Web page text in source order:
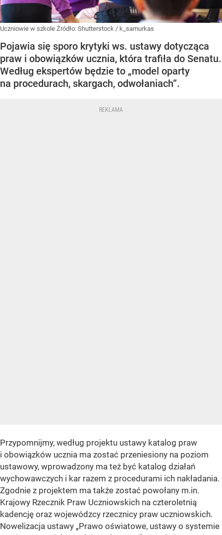
Uczniowie w szkole Źródło: Shutterstock / k_samurkas
Pojawia się sporo krytyki ws. ustawy dotycząca
praw i obowiązków ucznia, która trafiła do Senatu.
Według ekspertów będzie to „model oparty
na procedurach, skargach, odwołaniach”.
Przypomnijmy, według projektu ustawy katalog praw
i obowiązków ucznia ma zostać przeniesiony na poziom
ustawowy, wprowadzony ma też być katalog działań
wychowawczych i kar razem z procedurami ich nakładania.
Zgodnie z projektem ma także zostać powołany m.in.
Krajowy Rzecznik Praw Uczniowskich na czteroletnią
kadencję oraz wojewódzcy rzecznicy praw uczniowskich.
Nowelizacja ustawy „Prawo oświatowe, ustawy o systemie